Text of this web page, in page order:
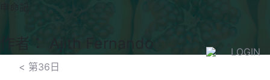
LOGIN
< 第36日